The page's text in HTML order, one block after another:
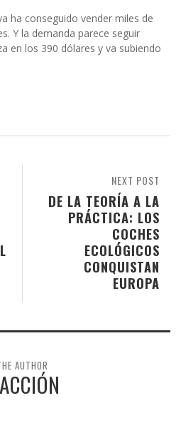
ha conseguido vender miles de
Y la demanda parece seguir
en los 390 dólares y va subiendo
NEXT POST
DE LA TEORÍA A LA
PRÁCTICA: LOS
COCHES
ECOLÓGICOS
CONQUISTAN
EUROPA
AUTHOR